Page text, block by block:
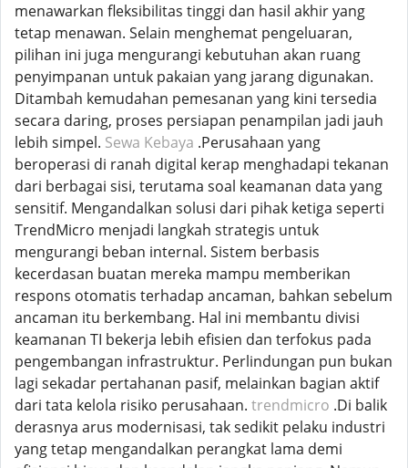
menawarkan fleksibilitas tinggi dan hasil akhir yang
tetap menawan. Selain menghemat pengeluaran,
pilihan ini juga mengurangi kebutuhan akan ruang
penyimpanan untuk pakaian yang jarang digunakan.
Ditambah kemudahan pemesanan yang kini tersedia
secara daring, proses persiapan penampilan jadi jauh
lebih simpel. Sewa Kebaya .Perusahaan yang
beroperasi di ranah digital kerap menghadapi tekanan
dari berbagai sisi, terutama soal keamanan data yang
sensitif. Mengandalkan solusi dari pihak ketiga seperti
TrendMicro menjadi langkah strategis untuk
mengurangi beban internal. Sistem berbasis
kecerdasan buatan mereka mampu memberikan
respons otomatis terhadap ancaman, bahkan sebelum
ancaman itu berkembang. Hal ini membantu divisi
keamanan TI bekerja lebih efisien dan terfokus pada
pengembangan infrastruktur. Perlindungan pun bukan
lagi sekadar pertahanan pasif, melainkan bagian aktif
dari tata kelola risiko perusahaan. trendmicro .Di balik
derasnya arus modernisasi, tak sedikit pelaku industri
yang tetap mengandalkan perangkat lama demi